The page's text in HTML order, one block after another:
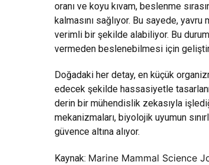
oranı ve koyu kıvam, beslenme
kalmasını sağlıyor. Bu sayede,
verimli bir şekilde alabiliyor. Bu
vermeden beslenebilmesi için
Doğadaki her detay, en küçük
edecek şekilde hassasiyetle
derin bir mühendislik zekasıyla
mekanizmaları, biyolojik uyumun
güvence altına alıyor.
Kaynak: Marine Mammal Science